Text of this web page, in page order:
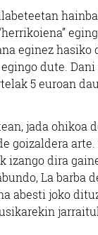
eginez hasiko
dute.
5 euroan
jada ohikoa
goizaldera
izango dira
La barba
abesti joko